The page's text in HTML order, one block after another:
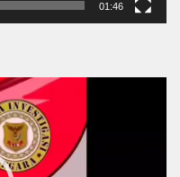
01:46